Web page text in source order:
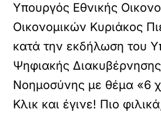
Υπουργός Εθνικής
Οικονομικών Κυριάκος
κατά την εκδήλωση του
Ψηφιακής
Νοημοσύνης με θέμα «6
Κλικ και έγινε! Πιο